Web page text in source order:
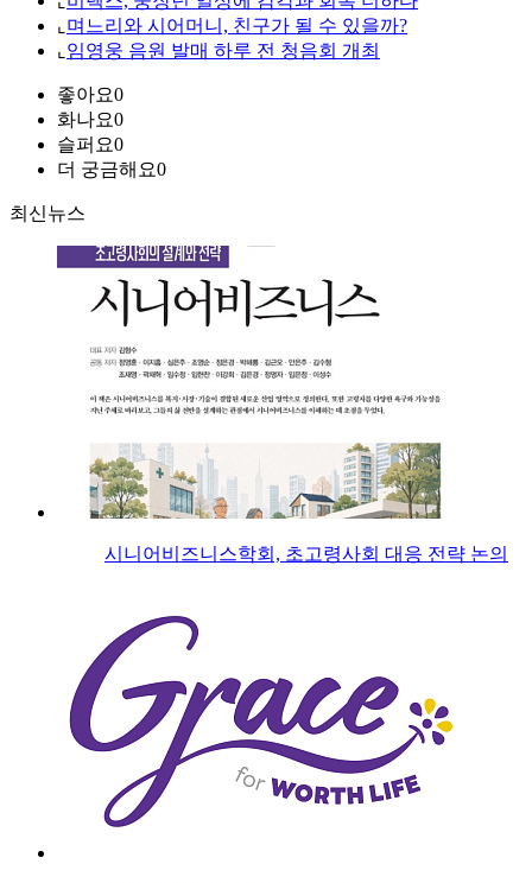
⌞ 며느리와 시어머니, 친구가 될 수 있을까?
⌞ 임영웅 음원 발매 하루 전 청음회 개최
좋아요0
화나요0
슬퍼요0
더 궁금해요0
최신뉴스
시니어비즈니스학회, 초고령사회 대응 전략 논의